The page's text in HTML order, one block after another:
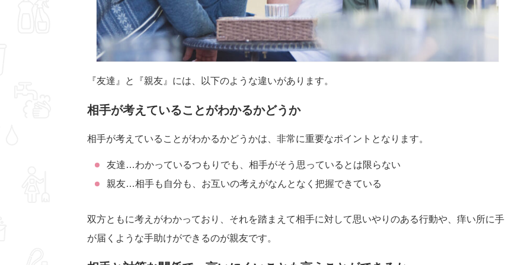
『友達』と『親友』には、以下のような違いがあります。
相手が考えていることがわかるかどうか
相手が考えていることがわかるかどうかは、非常に重要なポイントとなります。
友達…わかっているつもりでも、相手がそう思っているとは限らない
親友…相手も自分も、お互いの考えがなんとなく把握できている
双方ともに考えがわかっており、それを踏まえて相手に対して思いやりのある行動や、痒い所に手
が届くような手助けができるのが親友です。